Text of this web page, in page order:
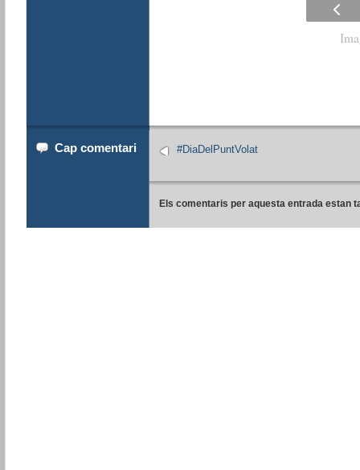
Cap comentari #DiaDelPuntVolat
Els comentaris per aquesta entrada estan